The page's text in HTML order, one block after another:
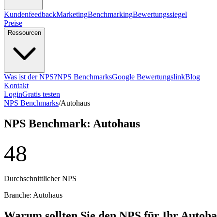
KundenfeedbackMarketingBenchmarkingBewertungssiegel
Preise
Ressourcen
Was ist der NPS?NPS BenchmarksGoogle BewertungslinkBlog
Kontakt
LoginGratis testen
NPS Benchmarks/Autohaus
NPS Benchmark: Autohaus
48
Durchschnittlicher NPS
Branche: Autohaus